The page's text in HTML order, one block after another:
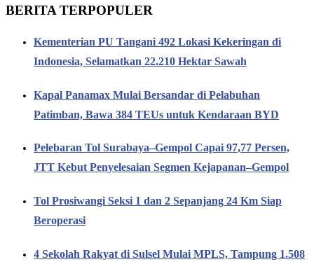
BERITA TERPOPULER
Kementerian PU Tangani 492 Lokasi Kekeringan di
Indonesia, Selamatkan 22.210 Hektar Sawah
Kapal Panamax Mulai Bersandar di Pelabuhan
Patimban, Bawa 384 TEUs untuk Kendaraan BYD
Pelebaran Tol Surabaya–Gempol Capai 97,77 Persen,
JTT Kebut Penyelesaian Segmen Kejapanan–Gempol
Tol Prosiwangi Seksi 1 dan 2 Sepanjang 24 Km Siap
Beroperasi
4 Sekolah Rakyat di Sulsel Mulai MPLS, Tampung 1.508